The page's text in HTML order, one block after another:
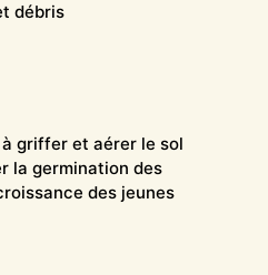
débris
griffer et aérer le sol
la germination des
des jeunes